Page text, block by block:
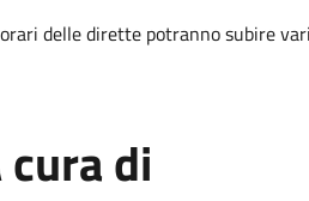
delle dirette potranno subire
cura di